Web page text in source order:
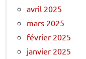
avril 2025
mars 2025
février 2025
janvier 2025